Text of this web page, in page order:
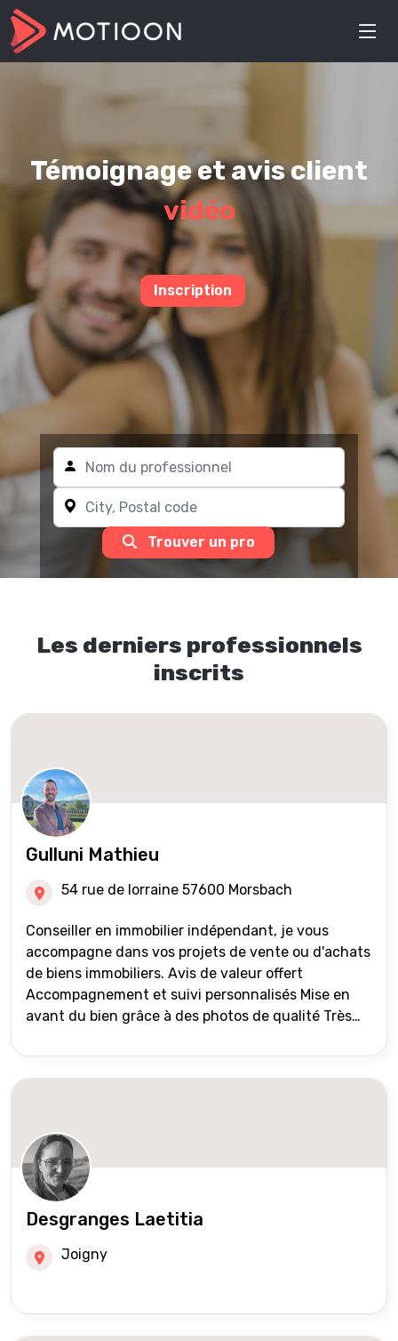
Témoignage et avis client
vidéo
Inscription
Trouver un pro
Les derniers professionnels
inscrits
Gulluni Mathieu
54 rue de lorraine 57600 Morsbach
Conseiller en immobilier indépendant, je vous
accompagne dans vos projets de vente ou d'achats
de biens immobiliers. Avis de valeur offert
Accompagnement et suivi personnalisés Mise en
avant du bien grâce à des photos de qualité Très
international) Validation du financement des
acquéreurs auprès de partenaires financiers
réseau Iad France et Iad Deutschland Inter agence
Desgranges Laetitia
Joigny